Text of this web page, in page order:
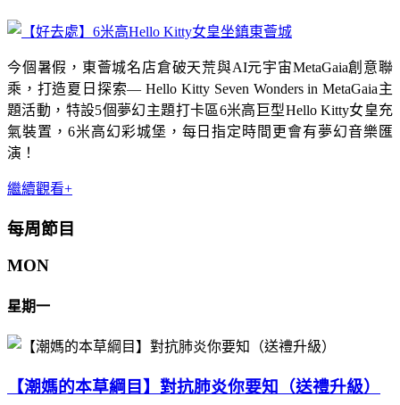
今個暑假，東薈城名店倉破天荒與AI元宇宙MetaGaia創意聯
乘，打造夏日探索— Hello Kitty Seven Wonders in MetaGaia主
題活動，特設5個夢幻主題打卡區6米高巨型Hello Kitty女皇充
氣裝置，6米高幻彩城堡，每日指定時間更會有夢幻音樂匯
演！
繼續觀看+
每周節目
MON
星期一
【潮媽的本草綱目】對抗肺炎你要知（送禮升級）